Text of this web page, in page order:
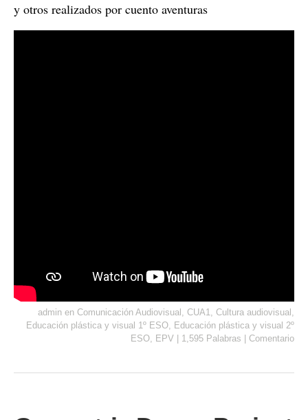
y otros realizados por cuento aventuras
admin en Comunicación Audiovisual , CUA1, Cultura audiovisual ,
Educación plástica y visual 1º ESO, Educación plástica y visual 2º
ESO, EPV 1,595 Palabras Comentario